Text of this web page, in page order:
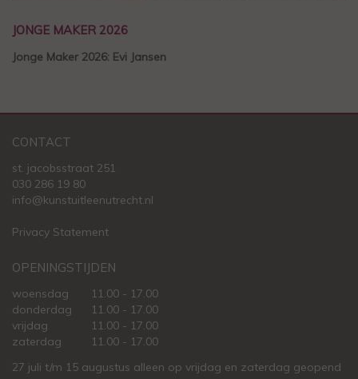
JONGE MAKER 2026
Jonge Maker 2026: Evi Jansen
CONTACT
st. jacobsstraat 251
030 286 19 80
info@kunstuitleenutrecht.nl
Privacy Statement
OPENINGSTIJDEN
woensdag
11.00 - 17.00
donderdag
11.00 - 17.00
vrijdag
11.00 - 17.00
zaterdag
11.00 - 17.00
27 juli t/m 15 augustus alleen op vrijdag en zaterdag geopend